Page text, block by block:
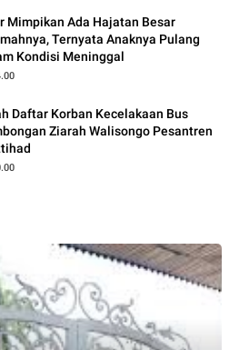
Mimpikan Ada Hajatan Besar
Ternyata Anaknya Pulang
Kondisi Meninggal
Daftar Korban Kecelakaan Bus
Ziarah Walisongo Pesantren